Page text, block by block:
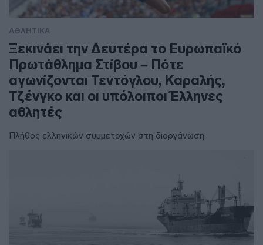
ΑΘΛΗΤΙΚΑ
Ξεκινάει την Δευτέρα το Ευρωπαϊκό
Πρωτάθλημα Στίβου – Πότε
αγωνίζονται Τεντόγλου, Καραλής,
Τζένγκο και οι υπόλοιποι Έλληνες
αθλητές
Πλήθος ελληνικών συμμετοχών στη διοργάνωση